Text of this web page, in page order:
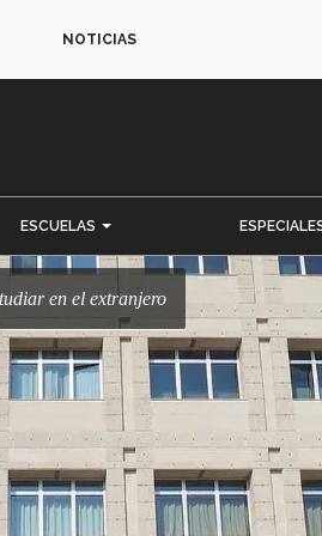
NOTICIAS
ESCUELAS
en el extranjero